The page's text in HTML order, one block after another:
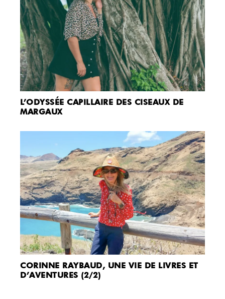
L’ODYSSÉE CAPILLAIRE DES CISEAUX DE
MARGAUX
CORINNE RAYBAUD, UNE VIE DE LIVRES ET
D’AVENTURES (2/2)